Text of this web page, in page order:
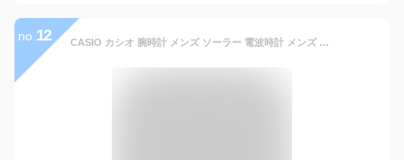
no. 12 CASIO カシオ 腕時計 メンズ ソーラー 電波時計 メンズ アナログ 日付 曜日表示 秒表示 WVA-M630D-7AJF